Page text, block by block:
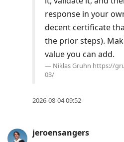
response in your
decent certificate
the prior steps).
value you can add.
Niklas Gruhn https://
03/
2026-08-04 09:52
jeroensangers